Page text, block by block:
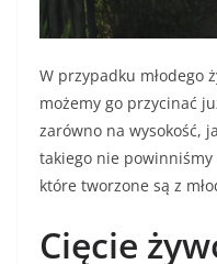
W przypadku młodego
możemy go przycinać
zarówno na wysokość,
takiego nie powinniśmy
które tworzone są z
Cięcie